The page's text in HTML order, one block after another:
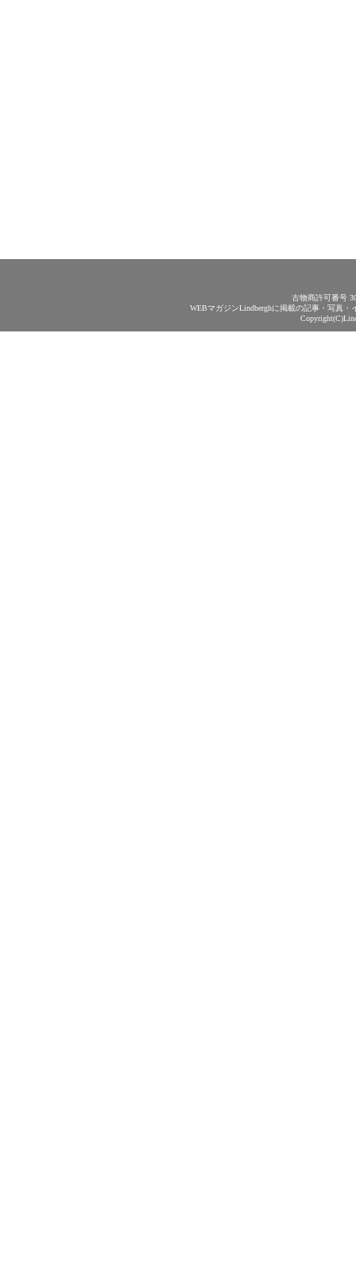
古物商許可番号
WEBマガジンLindberghに掲載の記事・写真